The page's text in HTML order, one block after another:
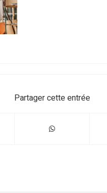
Partager cette entrée